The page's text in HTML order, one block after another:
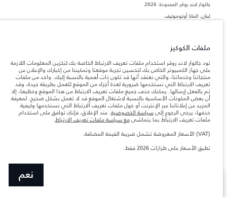
جاكوار لاند روڨر المحدودة: 2026
لبنان, المانا أوتوموتيف
والحمولة.
المعلومات والمواصفات والأسعار والألوان المذكورة على هذا الموقع قد تختلف من بلد إلى
آخر، كما أنّها قد تتغير بدون إشعار مسبق. الرجاء التواصل مع وكيلنا المحلي للتأكد من توفّرها
والتحقق من الأسعار.
ملاحظة مهمة حول الصور والمواصفات. إن النقص العالمي في أشباه الموصلات يؤثر حاليًا
في مواصفات تصميم السيارات وتوفر الخيارات وتوقيتات التصاميم. هذا ظرف ديناميكي
للغاية، ونتيجة لذلك، قد لا تمثّل الصور المستخدَمة ضمن موقع الويب حاليًا المواصفات الحالية
بالكامل بالنسبة إلى الميزات والخيارات والحلية ومجموعات الألوان. يرجى استشارة وكيلك الذي
سيتمكّن من تأكيد أي تقييدات حالية معك للسماح لك باتخاذ قرار مدروس
الأرقام المقدمة هي نتيجة لاختبارات المصنع الرسمية وفقاً لتشريعات الاتحاد الأوروبي. قد
الأرقام بغرض المقارنة فحسب.
ملفات الكوكيز
تود جاكوار لاند روڤر استخدام ملفات تعريف الارتباط الخاصة بك لتخزين المعلومات اللازمة
على جهاز الكمبيوتر الخاص بك لتحسين تجربة موقعنا وتمكيننا من إخبارك والإعلان عن
منتجاتنا وخدماتنا، والتي نعتقد أنها قد تكون ذات أهمية بالنسبة إليك. واحد من ملفات
تعريف الارتباط التي نستخدمها ضرورية لعدة أجزاء من الموقع للعمل بطريقة جيدة، وقد
تم بالفعل إرسالها. يمكنك حذف جميع ملفات تعريف الارتباط من هذا الموقع وحظرها، إلا
أن بعض المكونات الأساسية بالنسبة لاشتغال الموقع قد لا تعمل بشكل صحيح. لمعرفة
المزيد عن إعلاناتنا عبر الإنترنت أو حول ملفات تعريف الارتباط التي نستخدمها وكيفية
حذفها، يرجى الرجوع إلى سياسة الخصوصية. عند الإغلاق، فإنك توافق على استخدام
ملفات تعريف الارتباط بما يتماشىمع سياسة ملفات تعريف الارتباط.
(VAT) الأسعار المعروضة تشمل ضريبة القيمة المضافة.
تطبق الأسعار على طرازات 2026 فقط.
نعم
ابحث عن وكيل